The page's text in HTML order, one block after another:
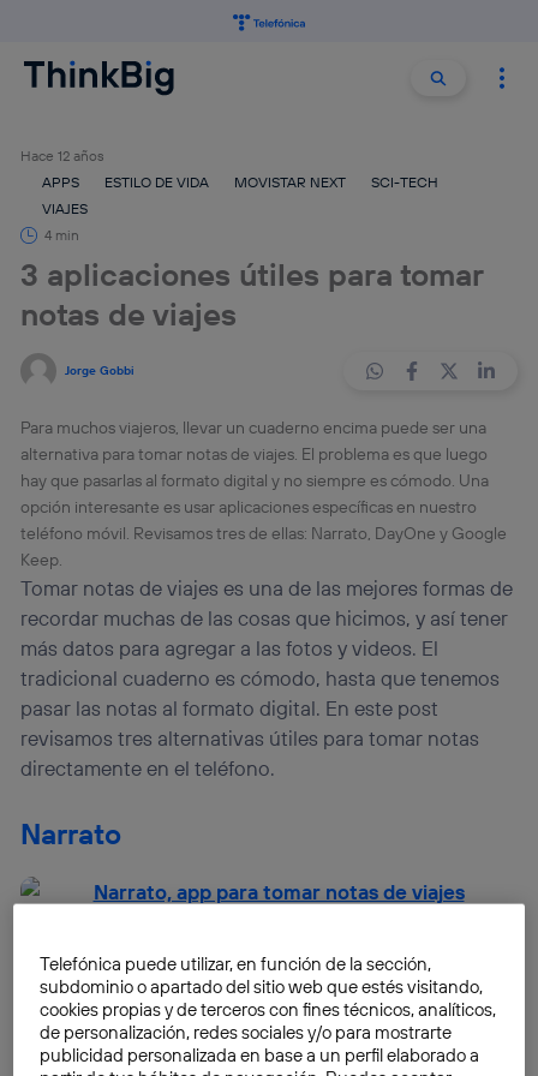
Buscar
Hace 12 años
APPS
ESTILO DE VIDA MOVISTAR NEXT
SCI-TECH
VIAJES
4 min
3 aplicaciones útiles para tomar
notas de viajes
Jorge Gobbi
Para muchos viajeros, llevar un cuaderno encima puede ser una
alternativa para tomar notas de viajes. El problema es que luego
hay que pasarlas al formato digital y no siempre es cómodo. Una
opción interesante es usar aplicaciones específicas en nuestro
teléfono móvil. Revisamos tres de ellas: Narrato, DayOne y Google
Keep.
Tomar notas de viajes es una de las mejores formas de
recordar muchas de las cosas que hicimos, y así tener
más datos para agregar a las fotos y videos. El
tradicional cuaderno es cómodo, hasta que tenemos
pasar las notas al formato digital. En este post
revisamos tres alternativas útiles para tomar notas
directamente en el teléfono.
Narrato
Telefónica puede utilizar, en función de la sección,
subdominio o apartado del sitio web que estés visitando,
cookies propias y de terceros con fines técnicos, analíticos,
de personalización, redes sociales y/o para mostrarte
publicidad personalizada en base a un perfil elaborado a